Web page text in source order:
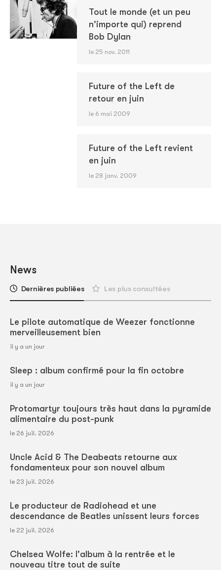
Tout le monde (et un peu
n'importe qui) reprend
Bob Dylan
le 25 nov. 2011
Future of the Left de
retour en juin
le 6 mai 2009
Future of the Left revient
en juin
le 28 janv. 2009
News
Dernières publiées Les plus consultées
Le pilote automatique de Weezer fonctionne
merveilleusement bien
il y a un jour
Sleep : album confirmé pour la fin octobre
il y a un jour
Protomartyr toujours très haut dans la pyramide
alimentaire du post-punk
le 26 juil. 2026
Uncle Acid & The Deabeats retourne aux
fondamenteux pour son nouvel album
le 23 juil. 2026
Le producteur de Radiohead et une
descendance de Beatles unissent leurs forces
le 22 juil. 2026
Chelsea Wolfe: l'album à la rentrée et le
nouveau titre tout de suite